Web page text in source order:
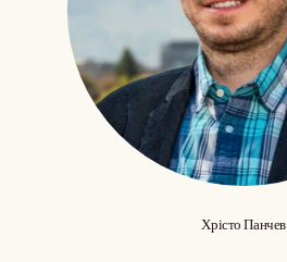
Хрісто Панчев